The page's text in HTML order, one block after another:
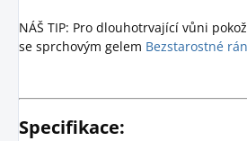
NÁŠ TIP: Pro dlouhotrvající vůni
se sprchovým gelem Bezstarostné
Specifikace: